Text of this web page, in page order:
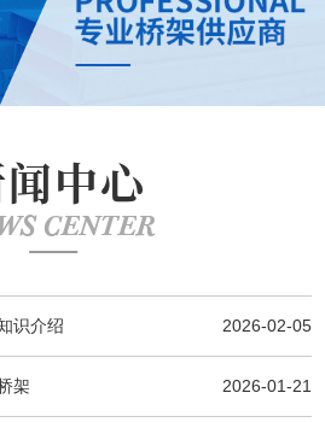
中心
CENTER
识介绍 2026-02-05
架 2026-01-21